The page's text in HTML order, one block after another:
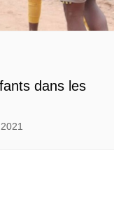
dans les